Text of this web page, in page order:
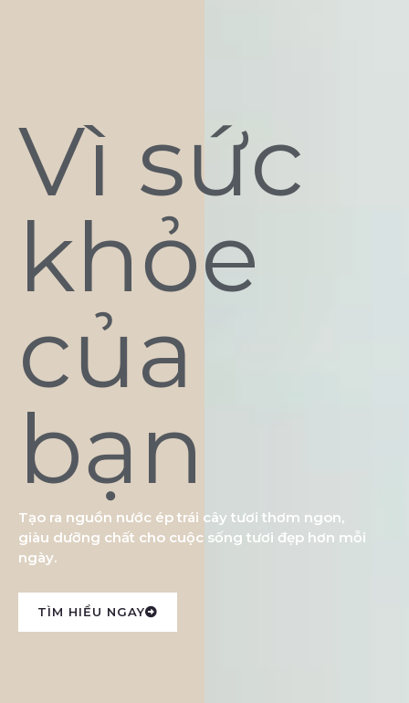
Vì sức
khỏe
của
bạn
Tạo ra nguồn nước ép trái cây tươi thơm ngon,
giàu dưỡng chất cho cuộc sống tươi đẹp hơn mỗi
ngày.
TÌM HIỂU NGAY